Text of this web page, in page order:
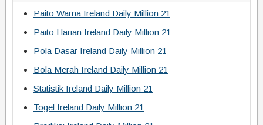
Paito Warna Ireland Daily Million 21
Paito Harian Ireland Daily Million 21
Pola Dasar Ireland Daily Million 21
Bola Merah Ireland Daily Million 21
Statistik Ireland Daily Million 21
Togel Ireland Daily Million 21